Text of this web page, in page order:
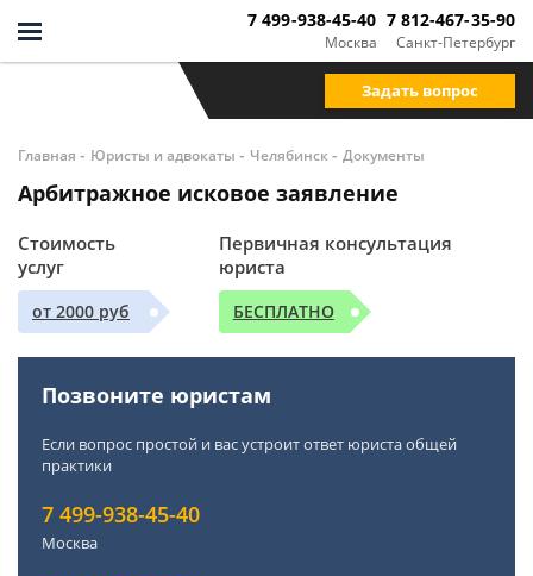
Москва
7 499-938-45-40
Санкт-Петербург
7 812-467-35-90
Задать вопрос
Главная - Юристы и адвокаты - Челябинск- Документы
Арбитражное исковое заявление
Стоимость
услуг
от 2000 руб
Первичная консультация
юриста
БЕСПЛАТНО
Позвоните юристам
Если вопрос простой и вас устроит ответ юриста общей
практики
7 499-938-45-40
Москва